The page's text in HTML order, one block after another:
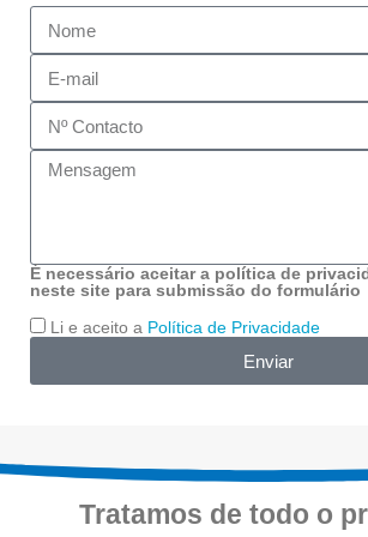
É necessário aceitar a política de
neste site para submissão do formulário
Li e aceito a Política de Privacidade
Enviar
Tratamos de todo o